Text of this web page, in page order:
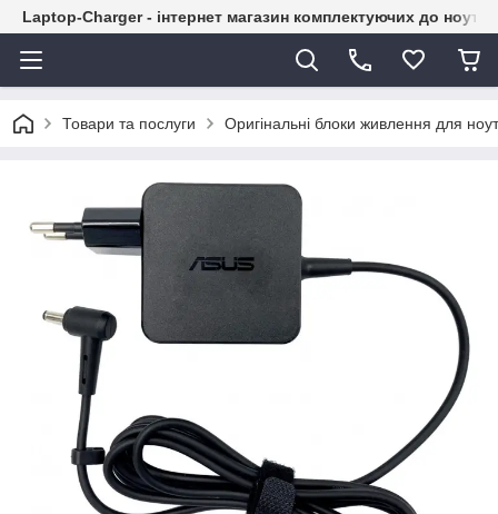
Laptop-Charger - інтернет магазин комплектуючих до
Товари та послуги Оригінальні блоки живлення для